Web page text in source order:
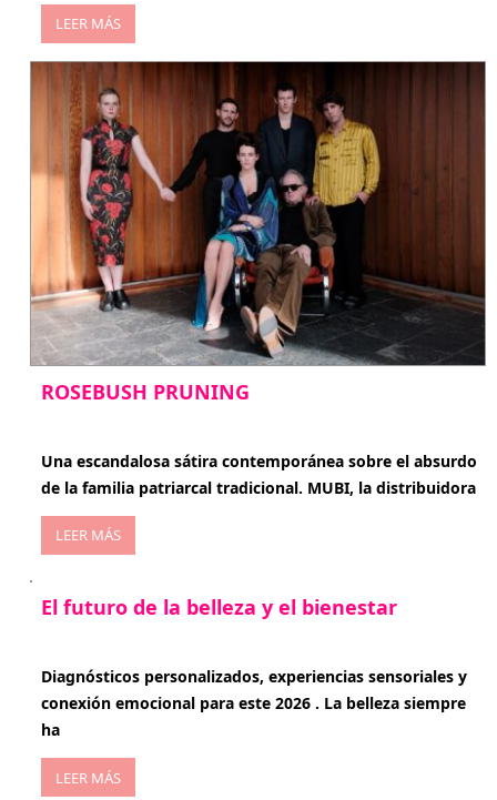
LEER MÁS
ROSEBUSH PRUNING
Una escandalosa sátira contemporánea sobre el absurdo
de la familia patriarcal tradicional. MUBI, la distribuidora
LEER MÁS
El futuro de la belleza y el bienestar
Diagnósticos personalizados, experiencias sensoriales y
conexión emocional para este 2026 . La belleza siempre
ha
LEER MÁS